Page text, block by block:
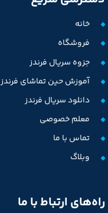
خانه
فروشگاه
جزوه سریال فرندز
آموزش حین تماشای فرندز
دانلود سریال فرندز
معلم خصوصی
تماس با ما
وبلاگ
راه‌های ارتباط با ما